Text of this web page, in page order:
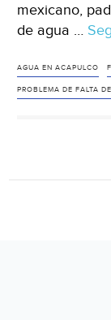
mexicano,
de agua …
AGUA EN ACAPULCO
PROBLEMA DE FALTA